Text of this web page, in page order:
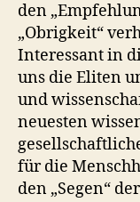
den
„Obrigkeit“
Interessant in
uns die Eliten
und
neuesten
für die
den „Segen“